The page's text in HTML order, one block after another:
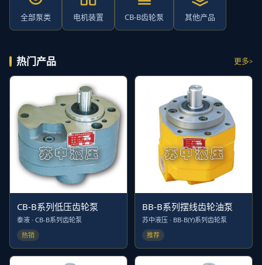
全部泵类 电机装置 CB-B齿轮泵 其他产品
热门产品 更多
CB-B系列低压齿轮泵
泰液 · CB-B系列齿轮泵
热销
BB-B系列摆线齿轮油泵
苏中液压 · BB-B(Y)系列齿轮泵
推荐